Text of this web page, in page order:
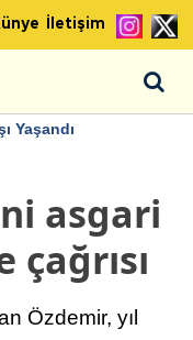
İletişim
Yaşandı
asgari
Özdemir, yıl